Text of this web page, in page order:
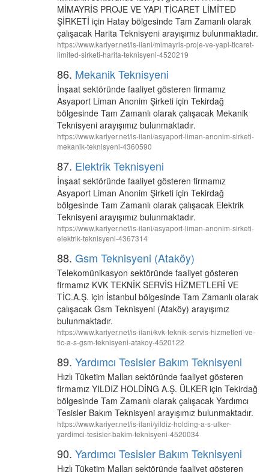
MİMAYRİS PROJE VE YAPI TİCARET LİMİTED
ŞİRKETİ için Hatay bölgesinde Tam Zamanlı olarak
çalışacak Harita Teknisyeni arayışımız bulunmaktadır.
https://www.kariyer.net/is-ilani/mimayris-proje-ve-yapi-ticaret-
limited-sirketi-harita-teknisyeni-4520219
86. Mekanik Teknisyeni
İnşaat sektöründe faaliyet gösteren firmamız
Asyaport Liman Anonim Şirketi için Tekirdağ
bölgesinde Tam Zamanlı olarak çalışacak Mekanik
Teknisyeni arayışımız bulunmaktadır.
https://www.kariyer.net/is-ilani/asyaport-liman-anonim-sirketi-
mekanik-teknisyeni-4360590
87. Elektrik Teknisyeni
İnşaat sektöründe faaliyet gösteren firmamız
Asyaport Liman Anonim Şirketi için Tekirdağ
bölgesinde Tam Zamanlı olarak çalışacak Elektrik
Teknisyeni arayışımız bulunmaktadır.
https://www.kariyer.net/is-ilani/asyaport-liman-anonim-sirketi-
elektrik-teknisyeni-4367314
88. Gsm Teknisyeni (Ataköy)
Telekomünikasyon sektöründe faaliyet gösteren
firmamız KVK TEKNİK SERVİS HİZMETLERİ VE
TİC.A.Ş. için İstanbul bölgesinde Tam Zamanlı olarak
çalışacak Gsm Teknisyeni (Ataköy) arayışımız
bulunmaktadır.
https://www.kariyer.net/is-ilani/kvk-teknik-servis-hizmetleri-ve-
tic-a-s-gsm-teknisyeni-atakoy-4520122
89. Yardımcı Tesisler Bakım Teknisyeni
Hızlı Tüketim Malları sektöründe faaliyet gösteren
firmamız YILDIZ HOLDİNG A.Ş. ÜLKER için Tekirdağ
bölgesinde Tam Zamanlı olarak çalışacak Yardımcı
Tesisler Bakım Teknisyeni arayışımız bulunmaktadır.
https://www.kariyer.net/is-ilani/yildiz-holding-a-s-ulker-
yardimci-tesisler-bakim-teknisyeni-4520034
90. Yardımcı Tesisler Bakım Teknisyeni
Hızlı Tüketim Malları sektöründe faaliyet gösteren